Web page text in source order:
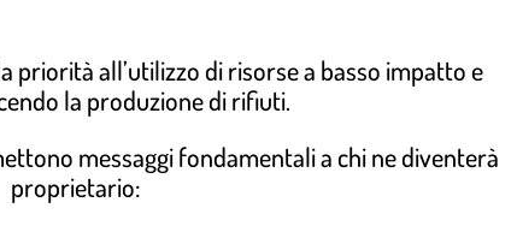
priorità all’utilizzo di risorse a basso impatto e
la produzione di rifiuti.
messaggi fondamentali a chi ne diventerà
proprietario: